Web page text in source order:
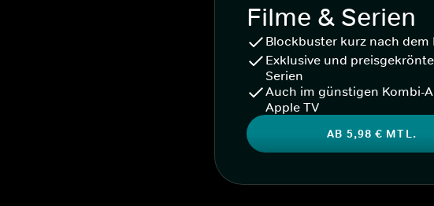
Filme & Serien
Blockbuster kurz nach dem
Exklusive und
Serien
Auch im günstigen Kombi-
Apple TV
AB 5,98 € MTL.